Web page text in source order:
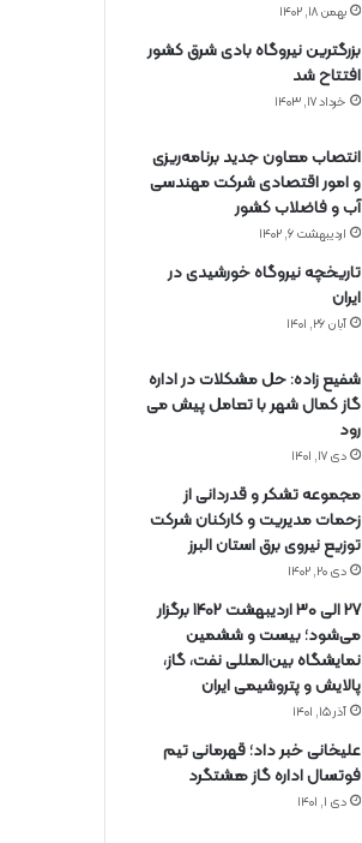
بهمن ۱۸, ۱۴۰۲
بزرگترین نیروگاه بادی شرق کشور
افتتاح شد
خرداد ۱۷, ۱۴۰۳
انتصاب معاون جدید برنامه‌ریزی
و امور اقتصادی شرکت مهندسی
آب و فاضلاب کشور
اردیبهشت ۶, ۱۴۰۲
تاریخچه نیروگاه خورشیدی در
ایران
آبان ۲۶, ۱۴۰۱
شفیع زاده: حل مشکلات در اداره
گاز کمال شهر با تعامل پیش می
رود
دی ۱۷, ۱۴۰۱
مجموعه تشکر و قدردانی از
زحمات مدیریت و کارکنان شرکت
توزیع نیروی برق استان البرز
دی ۲۰, ۱۴۰۲
27 الی 30 اردیبهشت 1402 برگزار
می‌شود؛ بیست و ششمین
نمایشگاه بین‌المللی نفت، گاز،
پالایش و پتروشیمی ایران
آذر ۱۵, ۱۴۰۱
علیخانی خبر داد؛ قهرمانی تیم
فوتسال اداره گاز هشتگرد
دی ۱, ۱۴۰۱